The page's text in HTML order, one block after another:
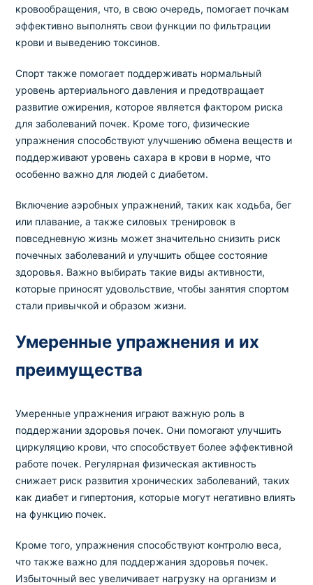
кровообращения, что, в свою очередь, помогает почкам
эффективно выполнять свои функции по фильтрации
крови и выведению токсинов.
Спорт также помогает поддерживать нормальный
уровень артериального давления и предотвращает
развитие ожирения, которое является фактором риска
для заболеваний почек. Кроме того, физические
упражнения способствуют улучшению обмена веществ и
поддерживают уровень сахара в крови в норме, что
особенно важно для людей с диабетом.
Включение аэробных упражнений, таких как ходьба, бег
или плавание, а также силовых тренировок в
повседневную жизнь может значительно снизить риск
почечных заболеваний и улучшить общее состояние
здоровья. Важно выбирать такие виды активности,
которые приносят удовольствие, чтобы занятия спортом
стали привычкой и образом жизни.
Умеренные упражнения и их
преимущества
Умеренные упражнения играют важную роль в
поддержании здоровья почек. Они помогают улучшить
циркуляцию крови, что способствует более эффективной
работе почек. Регулярная физическая активность
снижает риск развития хронических заболеваний, таких
как диабет и гипертония, которые могут негативно влиять
на функцию почек.
Кроме того, упражнения способствуют контролю веса,
что также важно для поддержания здоровья почек.
Избыточный вес увеличивает нагрузку на организм и